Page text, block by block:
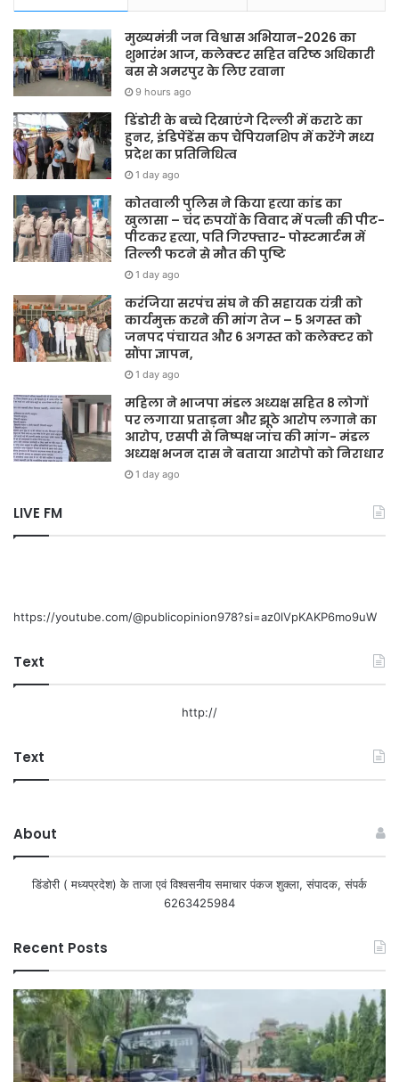
मुख्यमंत्री जन विश्वास अभियान-2026 का
शुभारंभ आज, कलेक्टर सहित वरिष्ठ अधिकारी
बस से अमरपुर के लिए रवाना
9 hours ago
डिंडोरी के बच्चे दिखाएंगे दिल्ली में कराटे का
हुनर, इंडिपेंडेंस कप चैंपियनशिप में करेंगे मध्य
प्रदेश का प्रतिनिधित्व
1 day ago
कोतवाली पुलिस ने किया हत्या कांड का
खुलासा – चंद रुपयों के विवाद में पत्नी की पीट-
पीटकर हत्या, पति गिरफ्तार- पोस्टमार्टम में
तिल्ली फटने से मौत की पुष्टि
1 day ago
करंजिया सरपंच संघ ने की सहायक यंत्री को
कार्यमुक्त करने की मांग तेज – 5 अगस्त को
जनपद पंचायत और 6 अगस्त को कलेक्टर को
सौंपा ज्ञापन,
1 day ago
महिला ने भाजपा मंडल अध्यक्ष सहित 8 लोगों
पर लगाया प्रताड़ना और झूठे आरोप लगाने का
आरोप, एसपी से निष्पक्ष जांच की मांग- मंडल
अध्यक्ष भजन दास ने बताया आरोपो को निराधार
1 day ago
LIVE FM
https://youtube.com/@publicopinion978?si=az0lVpKAKP6mo9uW
Text
http://
Text
About
डिंडोरी ( मध्यप्रदेश) के ताजा एवं विश्वसनीय समाचार पंकज शुक्ला, संपादक, संपर्क
6263425984
Recent Posts